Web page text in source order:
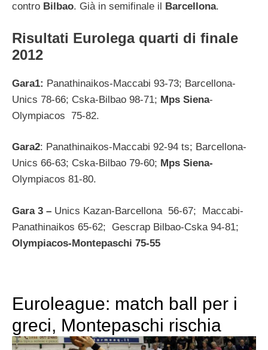
contro Bilbao. Già in semifinale il Barcellona.
Risultati Eurolega quarti di finale
2012
Gara1: Panathinaikos-Maccabi 93-73; Barcellona-
Unics 78-66; Cska-Bilbao 98-71; Mps Siena-
Olympiacos 75-82.
Gara2: Panathinaikos-Maccabi 92-94 ts; Barcellona-
Unics 66-63; Cska-Bilbao 79-60; Mps Siena-
Olympiacos 81-80.
Gara 3 – Unics Kazan-Barcellona 56-67; Maccabi-
Panathinaikos 65-62; Gescrap Bilbao-Cska 94-81;
Olympiacos-Montepaschi 75-55
Euroleague: match ball per i
greci, Montepaschi rischia